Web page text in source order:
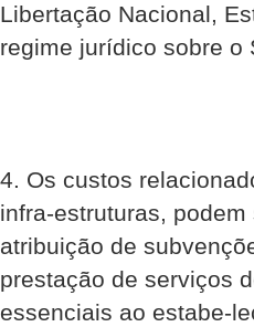
Libertação Nacional,
regime jurídico sobre o
4. Os custos
infra-estruturas,
atribuição de
prestação de serviços
essenciais ao estabe-